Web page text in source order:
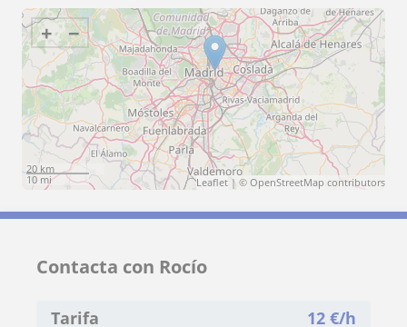
+ −
20 km
10 mi
Leaflet | © OpenStreetMap contributors
Contacta con Rocío
Tarifa 12 €/h